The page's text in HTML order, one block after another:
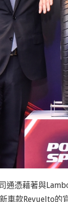
通憑藉著與
車款Revuelto的